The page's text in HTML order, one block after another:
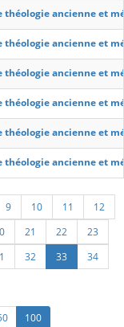
théologie ancienne et
théologie ancienne et
théologie ancienne et
théologie ancienne et
théologie ancienne et
théologie ancienne et
9 10 11
12
21 22
23
32 33
34
100